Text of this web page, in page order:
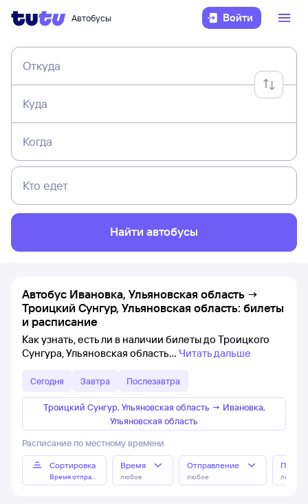
Автобусы Войти
Откуда
Куда
Когда
Кто едет
Найти автобусы
Автобус Ивановка, Ульяновская область →
Троицкий Сунгур, Ульяновская область: билеты
и расписание
Как узнать, есть ли в наличии билеты до Троицкого
Сунгура, Ульяновская область
Читать дальше
Сегодня Завтра Послезавтра
Троицкий Сунгур, Ульяновская область → Ивановка,
Ульяновская область
Расписание по местному времени
Сортировка
Время отправления
Время
любое
Отправление
любое любое